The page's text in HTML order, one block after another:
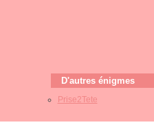
D'autres énigmes
Prise2Tete